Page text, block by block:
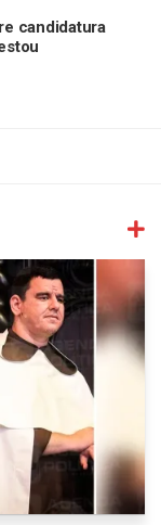
candidatura